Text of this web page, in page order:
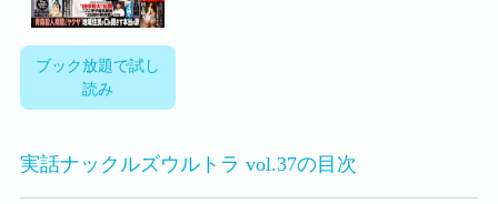
ブック放題で試し
読み
実話ナックルズウルトラ vol.37の目次